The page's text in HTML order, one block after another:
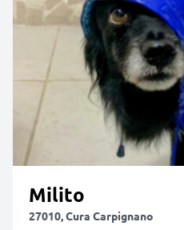
Milito
27010, Cura Carpignano